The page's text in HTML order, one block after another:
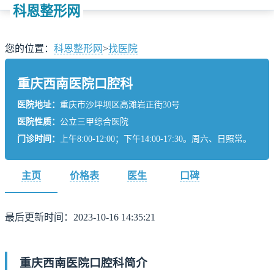
科恩整形网
您的位置： 科恩整形网>找医院
重庆西南医院口腔科
医院地址： 重庆市沙坪坝区高滩岩正街30号
医院性质： 公立三甲综合医院
门诊时间：
上午8:00-12:00；下午14:00-17:30。周六、日照常。
主页 价格表 医生 口碑
最后更新时间：2023-10-16 14:35:21
重庆西南医院口腔科简介